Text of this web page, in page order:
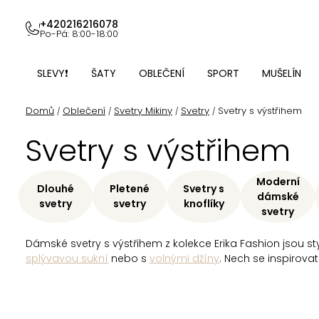
obsah
+420216216078
Po-Pá: 8:00-18:00
SLEVY❗ ŠATY OBLEČENÍ SPORT MUŠELÍN
Domů / Oblečení / Svetry Mikiny / Svetry / Svetry s výstřihem
Svetry s výstřihem
Dámské svetry s výstřihem z kolekce Erika Fashion
splývavou sukní nebo s volnými džíny. Nech se
Dlouhé
svetry
Pletené
svetry
Svetry s
knoflíky
Moderní
dámské
svetry